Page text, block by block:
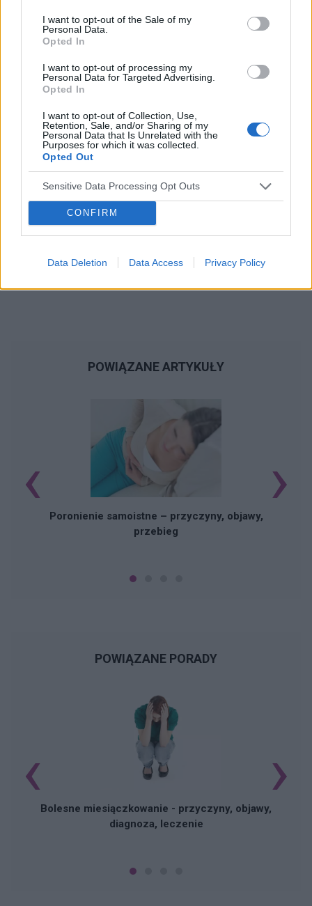
I want to opt-out of the Sale of my
Personal Data.
Opted In
I want to opt-out of processing my
Personal Data for Targeted Advertising.
Opted In
I want to opt-out of Collection, Use,
Retention, Sale, and/or Sharing of my
Personal Data that Is Unrelated with the
Purposes for which it was collected.
Opted Out
Sensitive Data Processing Opt Outs
CONFIRM
Data Deletion Data Access Privacy Policy
za wszelkie informacje
embolizacja mięśniaków macicy
Reklama:
POWIĄZANE ARTYKUŁY
Poronienie samoistne – przyczyny, objawy,
przebieg
‹ ›
POWIĄZANE PORADY
Bolesne miesiączkowanie - przyczyny, objawy,
diagnoza, leczenie
‹ ›